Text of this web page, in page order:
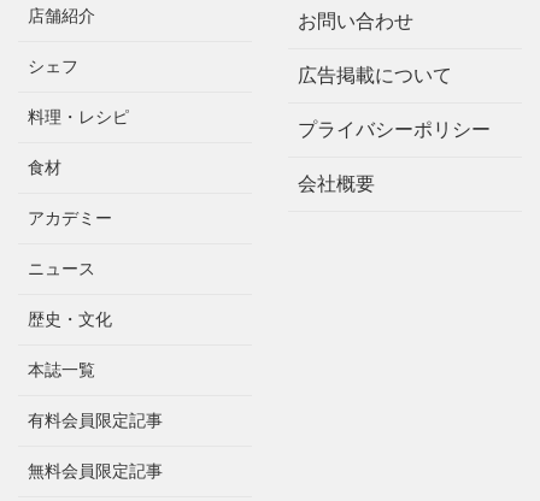
店舗紹介
シェフ
料理・レシピ
食材
アカデミー
ニュース
歴史・文化
本誌一覧
有料会員限定記事
無料会員限定記事
お問い合わせ
広告掲載について
プライバシーポリシー
会社概要